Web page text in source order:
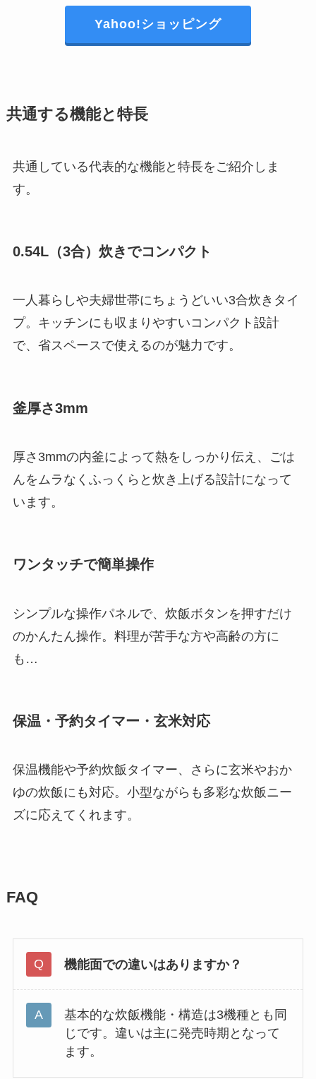
Yahoo!ショッピング
共通する機能と特長
共通している代表的な機能と特長をご紹介しま
す。
0.54L（3合）炊きでコンパクト
一人暮らしや夫婦世帯にちょうどいい3合炊きタイ
プ。キッチンにも収まりやすいコンパクト設計
で、省スペースで使えるのが魅力です。
釜厚さ3mm
厚さ3mmの内釜によって熱をしっかり伝え、ごは
んをムラなくふっくらと炊き上げる設計になって
います。
ワンタッチで簡単操作
シンプルな操作パネルで、炊飯ボタンを押すだけ
のかんたん操作。料理が苦手な方や高齢の方に
も…
保温・予約タイマー・玄米対応
保温機能や予約炊飯タイマー、さらに玄米やおか
ゆの炊飯にも対応。小型ながらも多彩な炊飯ニー
ズに応えてくれます。
FAQ
機能面での違いはありますか？
基本的な炊飯機能・構造は3機種とも同
じです。違いは主に発売時期となって
ます。